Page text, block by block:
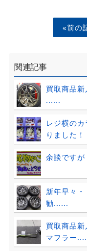
«前の
関連記事
買取商品
......
レジ横の
りました！
余談ですが
新年早々
勧......
買取商品
マフラー